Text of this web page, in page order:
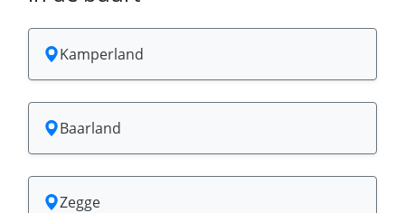
Kamperland
Baarland
Zegge